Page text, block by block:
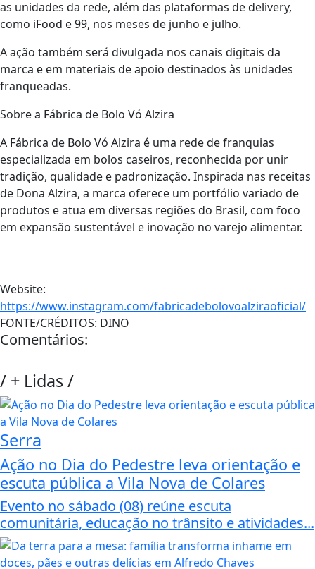
as unidades da rede, além das plataformas de delivery,
como iFood e 99, nos meses de junho e julho.
A ação também será divulgada nos canais digitais da
marca e em materiais de apoio destinados às unidades
franqueadas.
Sobre a Fábrica de Bolo Vó Alzira
A Fábrica de Bolo Vó Alzira é uma rede de franquias
especializada em bolos caseiros, reconhecida por unir
tradição, qualidade e padronização. Inspirada nas receitas
de Dona Alzira, a marca oferece um portfólio variado de
produtos e atua em diversas regiões do Brasil, com foco
em expansão sustentável e inovação no varejo alimentar.
Website:
https://www.instagram.com/fabricadebolovoalziraoficial/
FONTE/CRÉDITOS: DINO
Comentários:
/ + Lidas/
Serra
Ação no Dia do Pedestre leva orientação e
escuta pública a Vila Nova de Colares
Evento no sábado (08) reúne escuta
comunitária, educação no trânsito e atividades...